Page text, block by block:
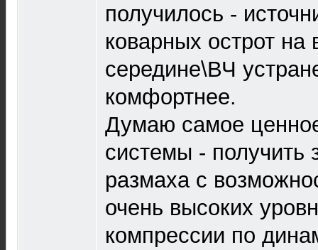
получилось -
коварных острот на
середине\ВЧ
комфортнее.
Думаю самое
системы - получить
размаха с
очень высоких
компрессии по